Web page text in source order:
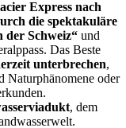
Express nach
die spektakuläre
der Schweiz“ und
Das Beste
unterbrechen,
Naturphänomene oder
, dem